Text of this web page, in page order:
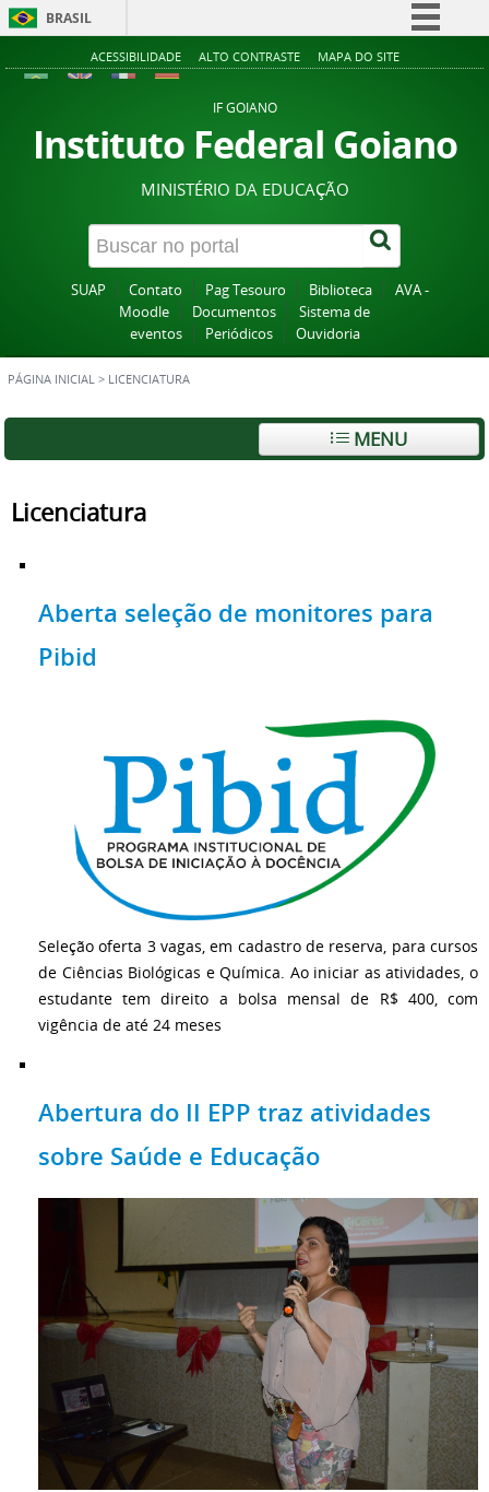
BRASIL
Simplifique!
Acesso à informação
Legislação
Canais
ACESSIBILIDADE ALTO CONTRASTE MAPA DO SITE
IF GOIANO
Instituto Federal Goiano
MINISTÉRIO DA EDUCAÇÃO
SUAP Contato Pag Tesouro Biblioteca
AVA -
Moodle
Documentos
Sistema de
eventos
Periódicos Ouvidoria
PÁGINA INICIAL > LICENCIATURA
MENU
Licenciatura
Aberta seleção de monitores para
Pibid
Seleção oferta 3 vagas, em cadastro de reserva, para cursos
de Ciências Biológicas e Química. Ao iniciar as atividades, o
estudante tem direito a bolsa mensal de R$ 400, com
vigência de até 24 meses
Abertura do II EPP traz atividades
sobre Saúde e Educação